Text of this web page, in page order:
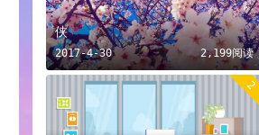
侠
2017-4-30 2,199阅读
2